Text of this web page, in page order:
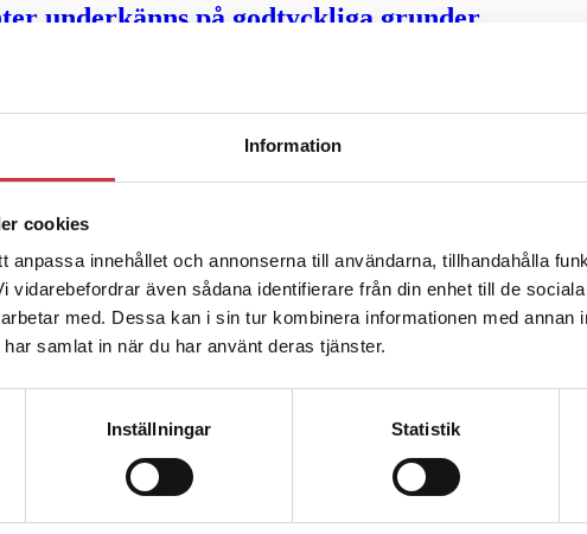
Information
cookies
anpassa innehållet och annonserna till användarna, tillhandahålla
vidarebefordrar även sådana identifierare från din enhet till de
med. Dessa kan i sin tur kombinera informationen med annan
samlat in när du har använt deras tjänster.
Inställningar Statistik
underkänns på godtyckliga grunder
ska han lära sig grunderna
rättas till”
– inte om forskarnas motiv